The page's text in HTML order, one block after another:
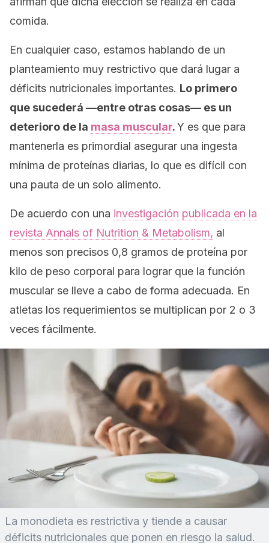
comida.
En cualquier caso, estamos hablando de un
planteamiento muy restrictivo que dará lugar a
déficits nutricionales importantes. Lo primero
que sucederá —entre otras cosas— es un
deterioro de la masa muscular.Y es que para
mantenerla es primordial asegurar una ingesta
mínima de proteínas diarias, lo que es difícil con
una pauta de un solo alimento.
De acuerdo con una investigación publicada en la
revista Annals of Nutrition & Metabolism, al
menos son precisos 0,8 gramos de proteína por
kilo de peso corporal para lograr que la función
muscular se lleve a cabo de forma adecuada. En
atletas los requerimientos se multiplican por 2 o 3
veces fácilmente.
La monodieta es restrictiva y tiende a causar
déficits nutricionales que ponen en riesgo la salud.